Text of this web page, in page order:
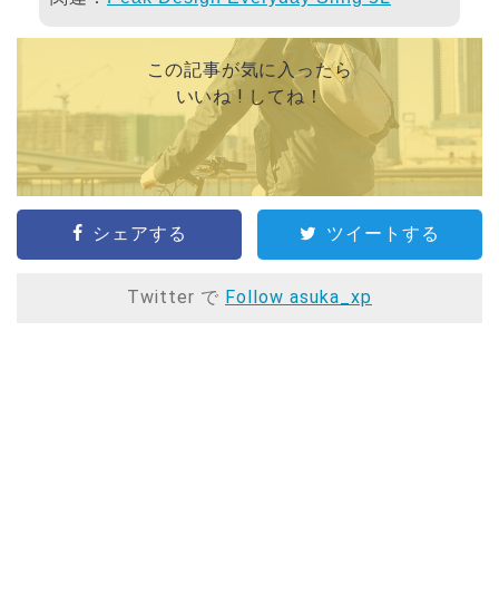
この記事が気に入ったら
いいね ! してね！
シェアする ツイートする
Twitter で Follow asuka_xp